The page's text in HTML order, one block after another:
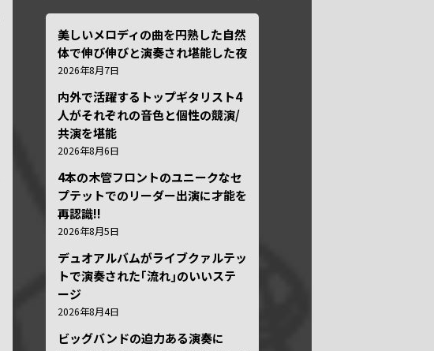
美しいメロディの曲を円熟した自然
体で伸び伸びと演奏され堪能した夜
2026年8月7日
内外で活躍するトップギタリスト4
人がそれぞれの音色と個性の競演/
共演を堪能
2026年8月6日
4本の木管フロントのユニークなセ
プテットでのリーダー出演に才能を
再認識!!
2026年8月5日
デュオアルバムがライブクァルテッ
トで演奏された｢流れ｣のいいステ
ージ
2026年8月4日
ビッグバンドの迫力ある演奏に